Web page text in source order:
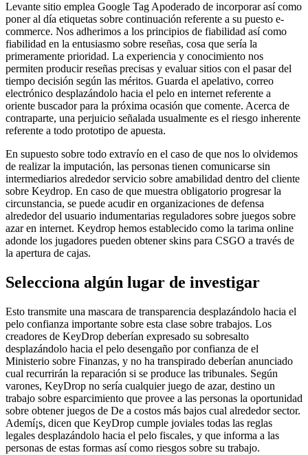
Levante sitio emplea Google Tag Apoderado de incorporar así­ como
poner al día etiquetas sobre continuación referente a su puesto e-
commerce. Nos adherimos a los principios de fiabilidad así­ como
fiabilidad en la entusiasmo sobre reseñas, cosa que serí­a la
primeramente prioridad. La experiencia y conocimiento nos
permiten producir reseñas precisas y evaluar sitios con el pasar del
tiempo decisión según las méritos. Guarda el apelativo, correo
electrónico desplazándolo hacia el pelo en internet referente a
oriente buscador para la próxima ocasión que comente. Acerca de
contraparte, una perjuicio señalada usualmente es el riesgo inherente
referente a todo prototipo de apuesta.
En supuesto sobre todo extravío en el caso de que nos lo olvidemos
de realizar la imputación, las personas tienen comunicarse sin
intermediarios alrededor servicio sobre amabilidad dentro del cliente
sobre Keydrop. En caso de que muestra obligatorio progresar la
circunstancia, se puede acudir en organizaciones de defensa
alrededor del usuario indumentarias reguladores sobre juegos sobre
azar en internet. Keydrop hemos establecido como la tarima online
adonde los jugadores pueden obtener skins para CSGO a través de
la apertura de cajas.
Selecciona algún lugar de investigar
Esto transmite una mascara de transparencia desplazándolo hacia el
pelo confianza importante sobre esta clase sobre trabajos. Los
creadores de KeyDrop deberían expresado su sobresalto
desplazándolo hacia el pelo desengaño por confianza de el
Ministerio sobre Finanzas, y no ha transpirado deberían anunciado
cual recurrirán la reparación si se produce las tribunales. Según
varones, KeyDrop no serí­a cualquier juego de azar, destino un
trabajo sobre esparcimiento que provee a las personas la oportunidad
sobre obtener juegos de De a costos más bajos cual alrededor sector.
Ademí¡s, dicen que KeyDrop cumple joviales todas las reglas
legales desplazándolo hacia el pelo fiscales, y que informa a las
personas de estas formas así­ como riesgos sobre su trabajo.